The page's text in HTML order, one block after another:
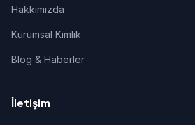
Hakkımızda
Kurumsal Kimlik
Blog & Haberler
İletişim